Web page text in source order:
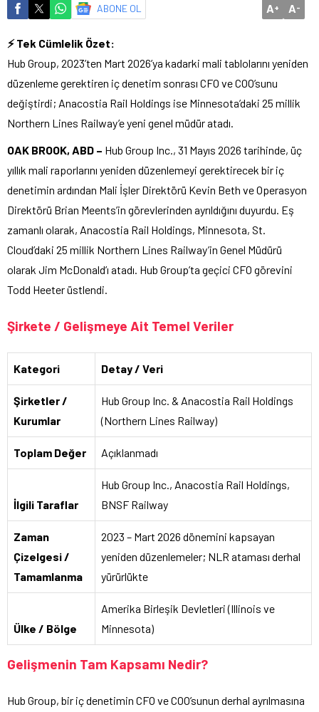
ABONE OL A+ A-
⚡ Tek Cümlelik Özet:
Hub Group, 2023’ten Mart 2026’ya kadarki mali tablolarını yeniden
düzenleme gerektiren iç denetim sonrası CFO ve COO’sunu
değiştirdi; Anacostia Rail Holdings ise Minnesota’daki 25 millik
Northern Lines Railway’e yeni genel müdür atadı.
OAK BROOK, ABD – Hub Group Inc., 31 Mayıs 2026 tarihinde, üç
yıllık mali raporlarını yeniden düzenlemeyi gerektirecek bir iç
denetimin ardından Mali İşler Direktörü Kevin Beth ve Operasyon
Direktörü Brian Meents’in görevlerinden ayrıldığını duyurdu. Eş
zamanlı olarak, Anacostia Rail Holdings, Minnesota, St.
Cloud’daki 25 millik Northern Lines Railway’in Genel Müdürü
olarak Jim McDonald’ı atadı. Hub Group’ta geçici CFO görevini
Todd Heeter üstlendi.
Şirkete / Gelişmeye Ait Temel Veriler
Kategori Detay / Veri
Şirketler /
Kurumlar
Hub Group Inc. & Anacostia Rail Holdings
(Northern Lines Railway)
Toplam Değer Açıklanmadı
İlgili Taraflar
Hub Group Inc., Anacostia Rail Holdings,
BNSF Railway
Zaman
Çizelgesi /
Tamamlanma
2023 – Mart 2026 dönemini kapsayan
yeniden düzenlemeler; NLR ataması derhal
yürürlükte
Ülke / Bölge
Amerika Birleşik Devletleri (Illinois ve
Minnesota)
Gelişmenin Tam Kapsamı Nedir?
Hub Group, bir iç denetimin CFO ve COO’sunun derhal ayrılmasına